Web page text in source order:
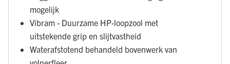
mogelijk
Vibram - Duurzame HP-loopzool met
uitstekende grip en slijtvastheid
Waterafstotend behandeld bovenwerk van